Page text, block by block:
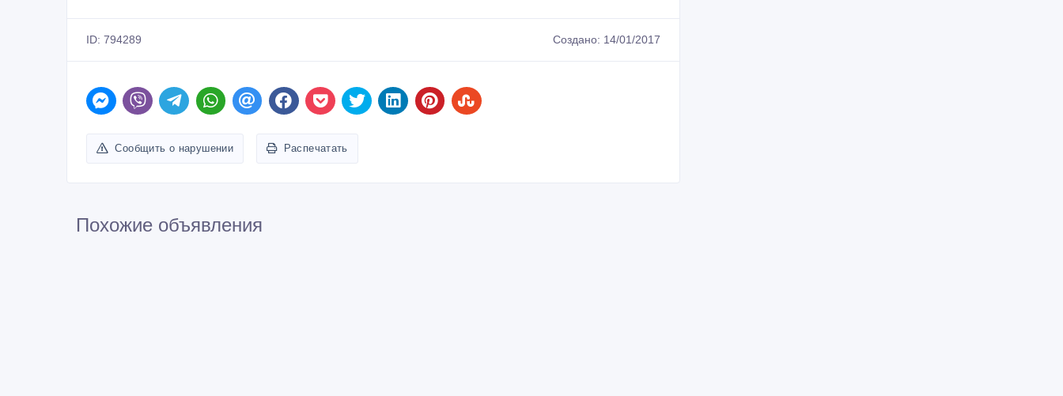
ID: 794289 Создано: 14/01/2017
Сообщить о нарушении Распечатать
Похожие объявления